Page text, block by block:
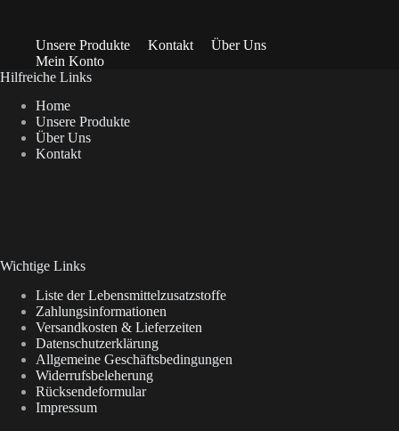
Unsere Produkte Kontakt
Über Uns
Mein Konto
Hilfreiche Links
Home
Unsere Produkte
Über Uns
Kontakt
Wichtige Links
Liste der Lebensmittelzusatzstoffe
Zahlungsinformationen
Versandkosten & Lieferzeiten
Datenschutzerklärung
Allgemeine Geschäftsbedingungen
Widerrufsbeleherung
Rücksendeformular
Impressum